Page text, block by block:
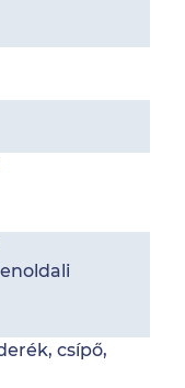
csípő,